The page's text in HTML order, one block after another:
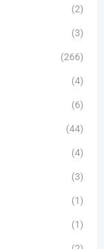
(2)
(3)
(266)
(4)
(6)
(44)
(4)
(3)
(1)
(1)